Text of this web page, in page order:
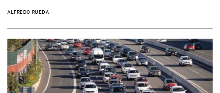
ALFREDO RUEDA